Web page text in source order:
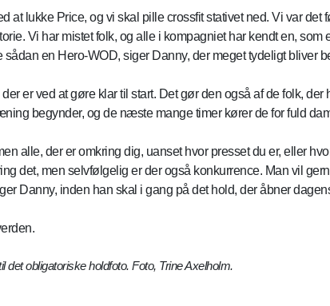
at lukke Price, og vi skal pille crossfit stativet ned. Vi var
Vi har mistet folk, og alle i kompagniet har kendt en,
sådan en Hero-WOD, siger Danny, der meget tydeligt bliver
er ved at gøre klar til start. Det gør den også af de folk, der
begynder, og de næste mange timer kører de for fuld
alle, der er omkring dig, uanset hvor presset du er, eller
det, men selvfølgelig er der også konkurrence. Man vil
Danny, inden han skal i gang på det hold, der åbner
obligatoriske holdfoto. Foto, Trine Axelholm.